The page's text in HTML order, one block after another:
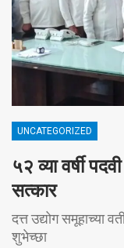
UNCATEGORIZED
५२ व्या वर्षी
सत्कार
दत्त उद्योग समूहाच्या
शुभेच्छा